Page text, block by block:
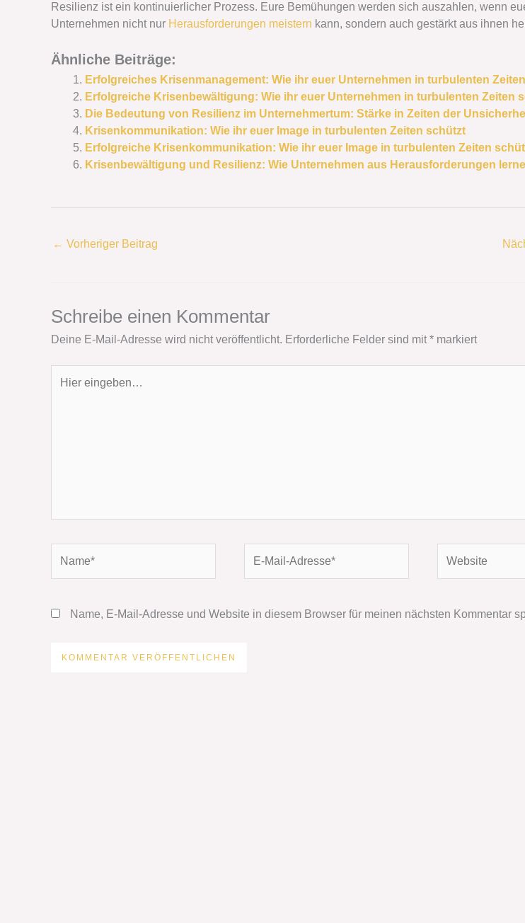
Resilienz ist ein kontinuierlicher Prozess. Eure Bemühungen werden sich auszahlen, wenn
Unternehmen nicht nur Herausforderungen meistern kann, sondern auch gestärkt aus ihnen
Ähnliche Beiträge:
Erfolgreiches Krisenmanagement: Wie ihr euer Unternehmen in turbulenten
Erfolgreiche Krisenbewältigung: Wie ihr euer Unternehmen in turbulenten Zeiten
Die Bedeutung von Resilienz im Unternehmertum: Stärke in Zeiten der
Krisenkommunikation: Wie ihr euer Image in turbulenten Zeiten schützt
Erfolgreiche Krisenkommunikation: Wie ihr euer Image in turbulenten Zeiten
Krisenbewältigung und Resilienz: Wie Unternehmen aus Herausforderungen
← Vorheriger Beitrag
Schreibe einen Kommentar
Deine E-Mail-Adresse wird nicht veröffentlicht. Erforderliche Felder sind mit * markiert
eingeben…
Mail-
Name, E-Mail-Adresse und Website in diesem Browser für meinen nächsten Kommentar